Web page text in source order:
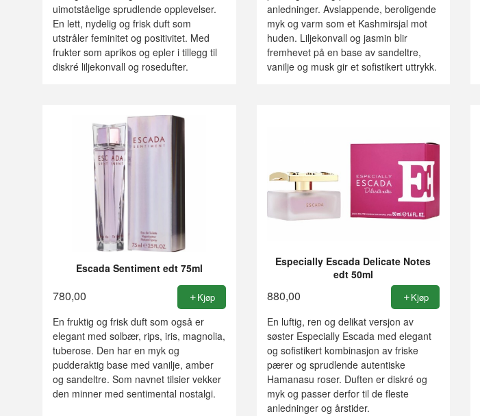
uimotståelige sprudlende opplevelser.
En lett, nydelig og frisk duft som
utstråler feminitet og positivitet. Med
frukter som aprikos og epler i tillegg til
diskré liljekonvall og rosedufter.
anledninger. Avslappende, beroligende
myk og varm som et Kashmirsjal mot
huden. Liljekonvall og jasmin blir
fremhevet på en base av sandeltre,
vanilje og musk gir et sofistikert uttrykk.
Escada Sentiment edt 75ml
780,00 Kjøp
En fruktig og frisk duft som også er
elegant med solbær, rips, iris, magnolia,
tuberose. Den har en myk og
pudderaktig base med vanilje, amber
og sandeltre. Som navnet tilsier vekker
den minner med sentimental nostalgi.
Especially Escada Delicate Notes
edt 50ml
880,00 Kjøp
En luftig, ren og delikat versjon av
søster Especially Escada med elegant
og sofistikert kombinasjon av friske
pærer og sprudlende autentiske
Hamanasu roser. Duften er diskré og
myk og passer derfor til de fleste
anledninger og årstider.